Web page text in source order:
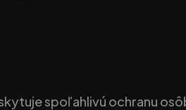
spoľahlivú ochranu